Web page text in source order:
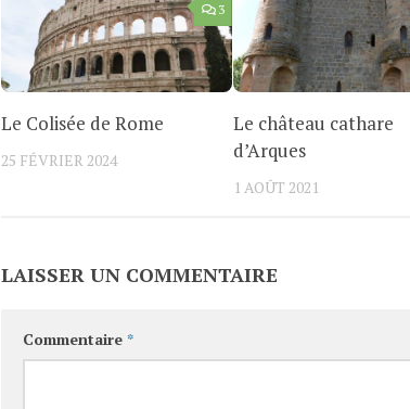
3
Le Colisée de Rome
25 FÉVRIER 2024
Le château cathare
d’Arques
1 AOÛT 2021
LAISSER UN COMMENTAIRE
Commentaire *